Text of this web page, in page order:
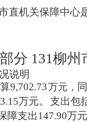
直机关保障中心
分 131柳州
说明
9,702.73万元，
万元。 支出包
障支出147.90万